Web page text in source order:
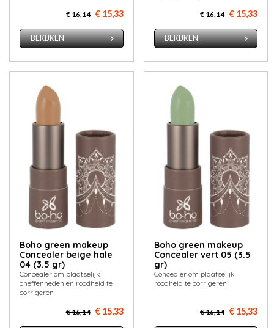
€ 16,14 € 15,33
BEKIJKEN
€ 16,14 € 15,33
BEKIJKEN
Boho green makeup
Concealer beige hale
04 (3.5 gr)
Concealer om plaatselijk
oneffenheden en roodheid te
corrigeren
€ 16,14 € 15,33
Boho green makeup
Concealer vert 05 (3.5
gr)
Concealer om plaatselijk
roodheid te corrigeren
€ 16,14 € 15,33